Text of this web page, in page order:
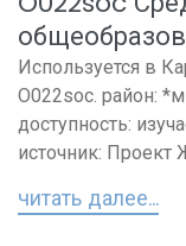
Используется в
O022soc. район:
доступность:
источник: Проект
читать далее...